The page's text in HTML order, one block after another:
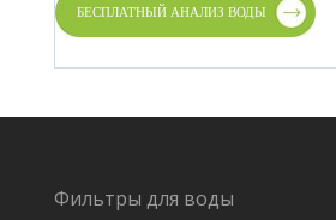
Фильтры для воды